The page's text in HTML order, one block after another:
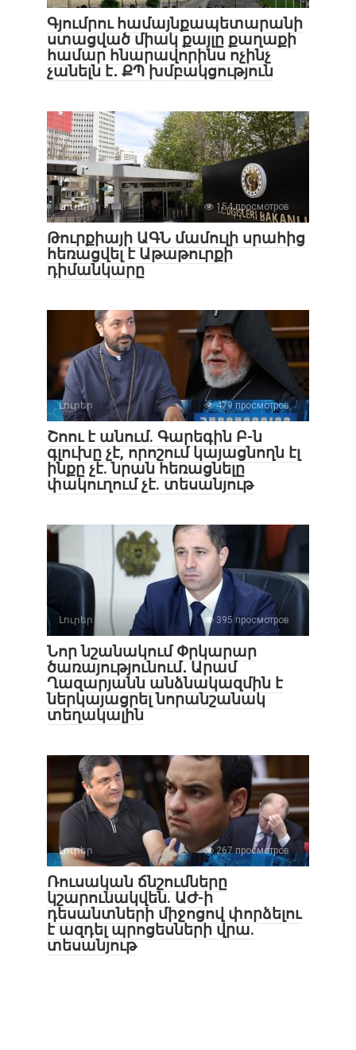
Գյումրու համայնքապետարանի
ստացված միակ քայլը քաղաքի
համար հնարավորինս ոչինչ
չանելն է․ ՔՊ խմբակցություն
Լուրեր 154 просмотров
Թուրքիայի ԱԳՆ մամուլի սրահից
հեռացվել է Աթաթուրքի
դիմանկարը
Լուրեր 479 просмотров
Շոու է անում. Գարեգին Բ-ն
գլուխը չէ, որոշում կայացնողն էլ
ինքը չէ. նրան հեռացնելը
փակուղում չէ. տեսանյութ
Լուրեր 395 просмотров
Նոր նշանակում Փրկարար
ծառայությունում․ Արամ
Ղազարյանն անձնակազմին է
ներկայացրել նորանշանակ
տեղակալին
Լուրեր 267 просмотров
Ռուսական ճնշումները
կշարունակվեն. ԱԺ-ի
դեսանտների միջոցով փորձելու
է ազդել պրոցեսների վրա.
տեսանյութ